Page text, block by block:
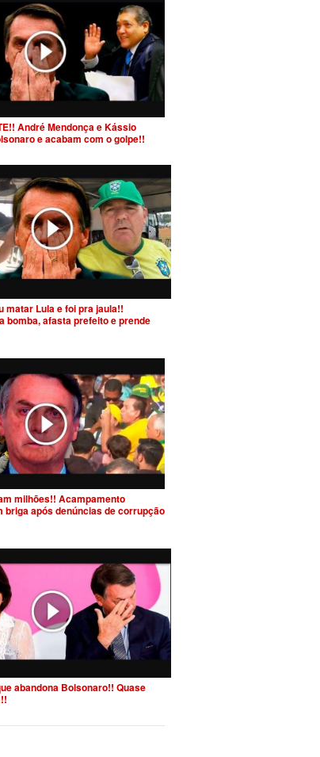
André Mendonça e Kássio
e acabam com o golpe!!
matar Lula e foi pra jaula!!
bomba, afasta prefeito e prende
milhões!! Acampamento
briga após denúncias de corrupção
abandona Bolsonaro!! Quase